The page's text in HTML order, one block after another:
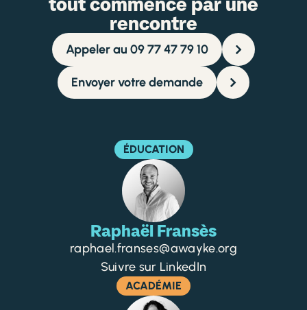
rencontre
Appeler au 09 77 47 79 10
Envoyer votre demande
ÉDUCATION
Raphaël Fransès
raphael.franses@awayke.org
Suivre sur LinkedIn
ACADÉMIE